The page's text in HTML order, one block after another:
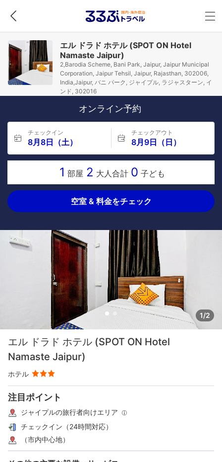
エル ドラド ホテル (SPOT ON Hotel
Namaste Jaipur)
2,Barodia Scheme, Bani Park, Jaipur, Jaipur Municipal
Corporation, Jaipur Tehsil, Jaipur, Rajasthan, 302006,
India,Jaipur, バニ パーク, ジャイプル, ラジャスターン, イ
ンド, 302016
オンライン予約
チェックイン
8月8日（土）
チェックアウト
8月9日（日）
1 部屋 2 大人合計 0 子ども
空室 & 料金をチェック
1/2
エル ドラド ホテル (SPOT ON Hotel
Namaste Jaipur)
ホテル
注目ポイント
ジャイプルの旅行者向けエリア
チェックイン（24時間対応）
（市内中心地）